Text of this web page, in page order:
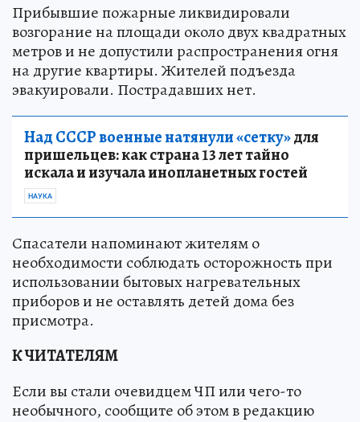
Прибывшие пожарные ликвидировали
возгорание на площади около двух квадратных
метров и не допустили распространения огня
на другие квартиры. Жителей подъезда
эвакуировали. Пострадавших нет.
Над СССР военные натянули «сетку»для
пришельцев: как страна 13 лет тайно
искала и изучала инопланетных гостей
НАУКА
Спасатели напоминают жителям о
необходимости соблюдать осторожность при
использовании бытовых нагревательных
приборов и не оставлять детей дома без
присмотра.
К ЧИТАТЕЛЯМ
Если вы стали очевидцем ЧП или чего-то
необычного, сообщите об этом в редакцию